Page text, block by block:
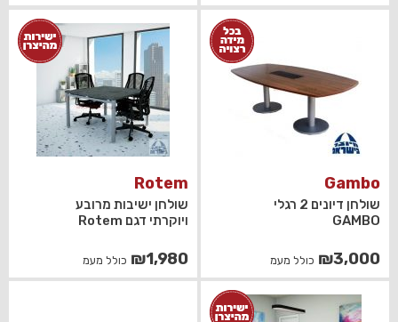
Gambo
שולחן דיונים 2 רגלי
GAMBO
₪3,000 כולל מעמ
Rotem
שולחן ישיבות מרובע
ויוקרתי דגם Rotem
₪1,980 כולל מעמ